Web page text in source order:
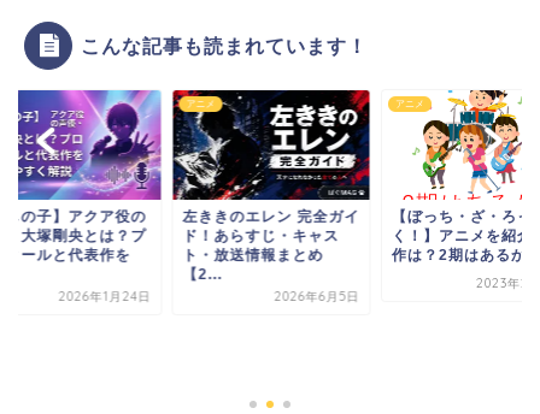
こんな記事も読まれています！
しの子】アクア役の
・大塚剛央とは？プ
ィールと代表作を
2026年1月24日
アニメ
左ききのエレン 完全ガイ
ド！あらすじ・キャス
ト・放送情報まとめ
【2...
2026年6月5日
アニメ
【ぼっち・ざ・ろっ
く！】アニメを紹介
作は？2期はあるか
2023年2